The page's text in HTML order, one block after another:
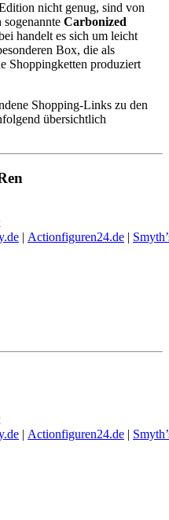
nicht genug, sind von
Carbonized
handelt es sich um leicht
Box, die als
Shoppingketten produziert
Shopping-Links zu den
übersichtlich
| Actionfiguren24.de |
| Actionfiguren24.de |